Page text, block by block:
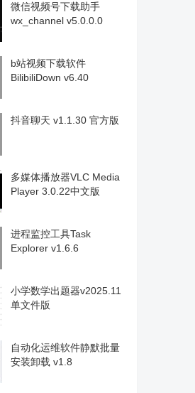
微信视频号下载助手
wx_channel v5.0.0.0
b站视频下载软件
BilibiliDown v6.40
抖音聊天 v1.1.30 官方版
多媒体播放器VLC Media
Player 3.0.22中文版
进程监控工具Task
Explorer v1.6.6
小学数学出题器v2025.11
单文件版
自动化运维软件静默批量
安装卸载 v1.8